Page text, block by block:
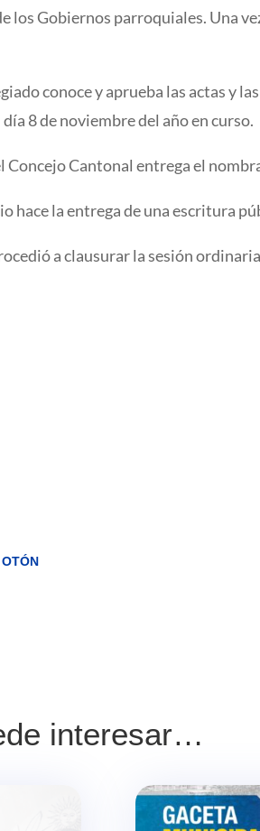
los Gobiernos parroquiales. Una
conoce y aprueba las actas y
8 de noviembre del año en curso.
Concejo Cantonal entrega el
hace la entrega de una escritura
a clausurar la sesión
interesar…